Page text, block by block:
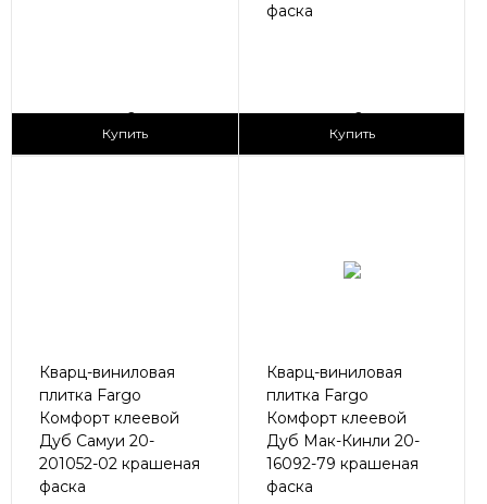
2
Купить
фаска
2
Купить
Кварц-виниловая
плитка Fargo
Комфорт клеевой
Дуб Самуи 20-
201052-02 крашеная
фаска
Кварц-виниловая
плитка Fargo
Комфорт клеевой
Дуб Мак-Кинли 20-
16092-79 крашеная
фаска